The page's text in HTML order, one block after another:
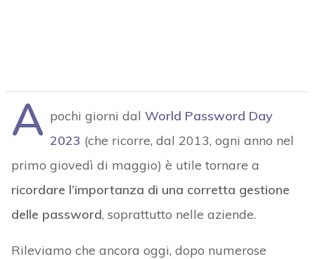
A pochi giorni dal World Password Day
2023 (che ricorre, dal 2013, ogni anno nel
primo giovedì di maggio) è utile tornare a
ricordare l’importanza di una corretta gestione
delle password, soprattutto nelle aziende.
Rileviamo che ancora oggi, dopo numerose